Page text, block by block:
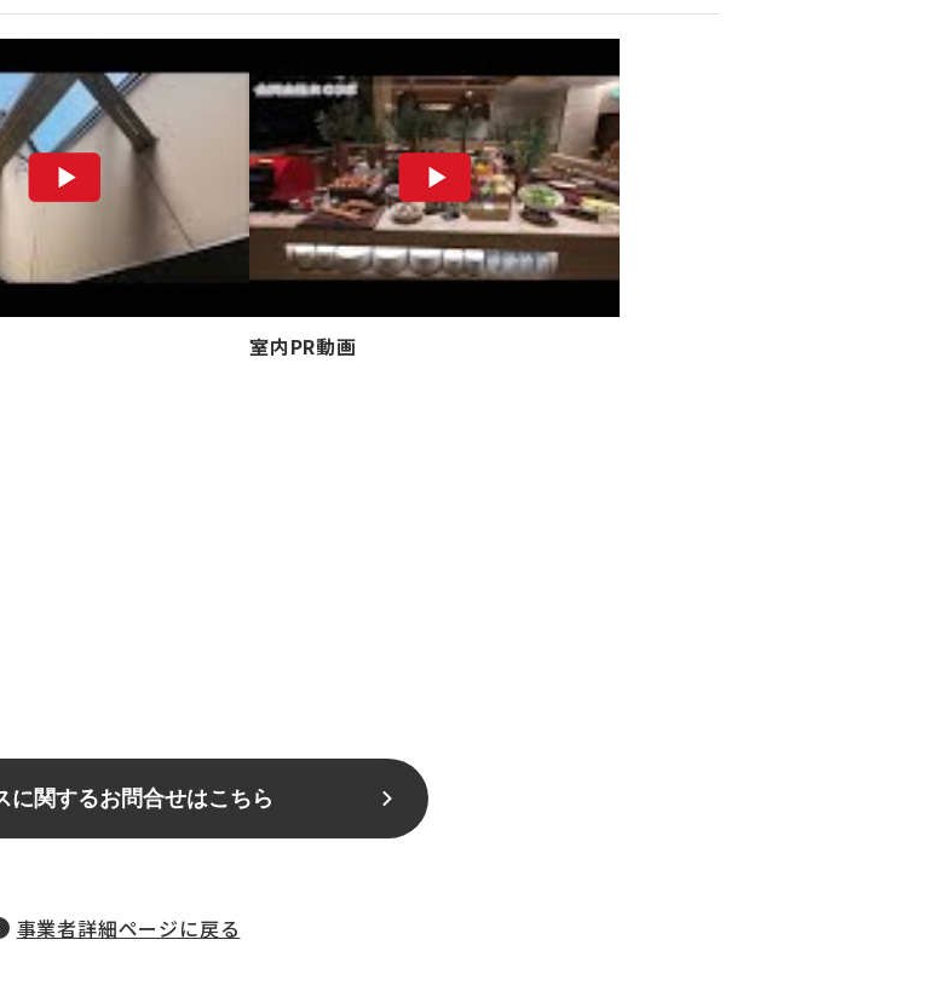
室内PR動画
に関するお問合せはこちら
事業者詳細ページに戻る